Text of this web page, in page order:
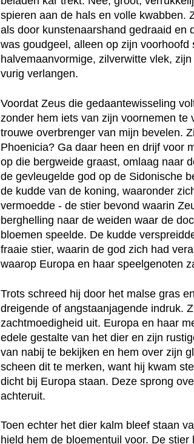
spieren aan de hals en volle kwabben.
als door kunstenaarshand gedraaid en
was goudgeel, alleen op zijn voorhoofd
halvemaanvormige, zilverwitte vlek,
vurig verlangen.
Voordat Zeus die gedaantewisseling
zonder hem iets van zijn voornemen te
trouwe overbrenger van mijn bevelen.
Phoenicia? Ga daar heen en drijf voor
op die bergweide graast, omlaag naar
de gevleugelde god op de Sidonische
de kudde van de koning, waaronder
vermoedde - de stier bevond waarin
berghelling naar de weiden waar de
bloemen speelde. De kudde
fraaie stier, waarin de god zich had
waarop Europa en haar speelgenoten
Trots schreed hij door het malse gras
dreigende of angstaanjagende indruk.
zachtmoedigheid uit. Europa en haar
edele gestalte van het dier en zijn
van nabij te bekijken en hem over zijn
scheen dit te merken, want hij kwam
dicht bij Europa staan. Deze sprong
achteruit.
Toen echter het dier kalm bleef staan
hield hem de bloementuil voor. De